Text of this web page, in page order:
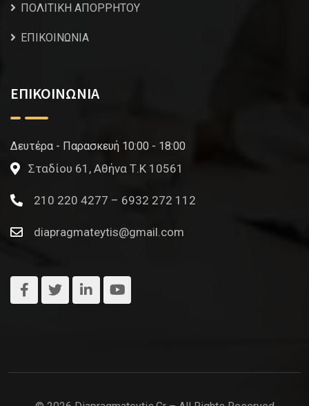
ΠΟΛΙΤΙΚΗ ΑΠΟΡΡΗΤΟΥ
ΕΠΙΚΟΙΝΩΝΙΑ
ΕΠΙΚΟΙΝΩΝΙΑ
Δευτέρα - Παρασκευή 10:00 - 18:00
Σταδίου 61, Αθήνα Τ.Κ 10561
210 220 4277 – 6932 272 112
diapragmateytis@gmail.com